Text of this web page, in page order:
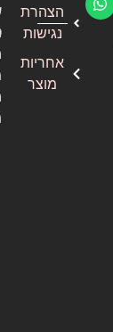
הצהרת
נגישות
אחריות
מוצר